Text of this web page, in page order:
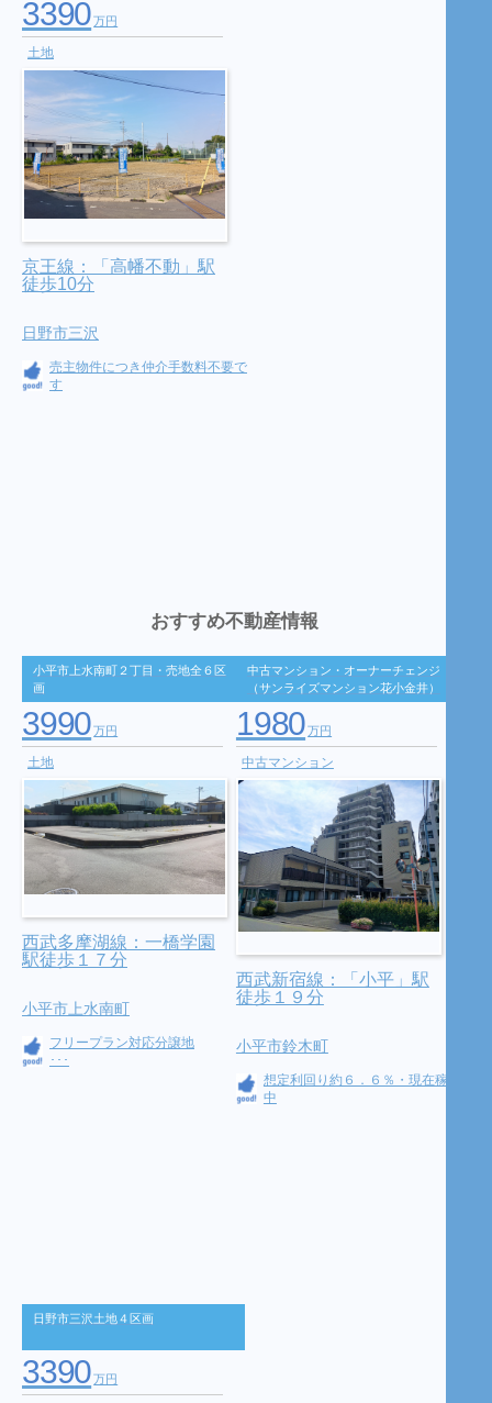
3390万円
土地
京王線：「高幡不動」駅
徒歩10分
日野市三沢
売主物件につき仲介手数料不要で
す
おすすめ不動産情報
小平市上水南町２丁目・売地全６区
画
3990万円
土地
西武多摩湖線：一橋学園
駅徒歩１７分
小平市上水南町
フリープラン対応分譲地
･･･
中古マンション・オーナーチェンジ
（サンライズマンション花小金井）
1980万円
中古マンション
西武新宿線：「小平」駅
徒歩１９分
小平市鈴木町
想定利回り約６．６％・現在稼働
中
日野市三沢土地４区画
3390万円